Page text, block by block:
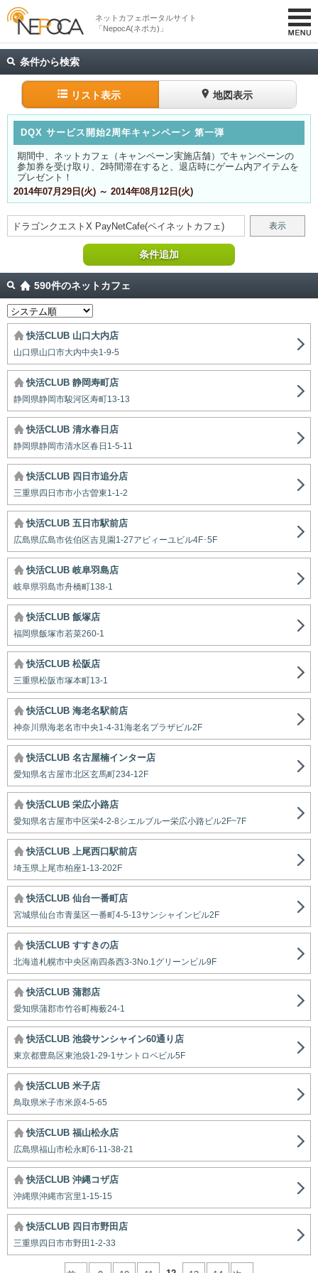
ネットカフェポータルサイト
「NepocA(ネポカ)」
条件から検索
リスト表示 地図表示
DQX サービス開始2周年キャンペーン 第一弾
期間中、ネットカフェ（キャンペーン実施店舗）でキャンペーンの
参加券を受け取り、2時間滞在すると、退店時にゲーム内アイテムを
プレゼント！
2014年07月29日(火) ～ 2014年08月12日(火)
ドラゴンクエストX PayNetCafe(ペイネットカフェ) 表示
条件追加
590件のネットカフェ
快活CLUB 山口大内店
山口県山口市大内中央1-9-5
快活CLUB 静岡寿町店
静岡県静岡市駿河区寿町13-13
快活CLUB 清水春日店
静岡県静岡市清水区春日1-5-11
快活CLUB 四日市追分店
三重県四日市市小古曽東1-1-2
快活CLUB 五日市駅前店
広島県広島市佐伯区吉見園1-27アビィーユビル4F･5F
快活CLUB 岐阜羽島店
岐阜県羽島市舟橋町138-1
快活CLUB 飯塚店
福岡県飯塚市若菜260-1
快活CLUB 松阪店
三重県松阪市塚本町13-1
快活CLUB 海老名駅前店
神奈川県海老名市中央1-4-31海老名プラザビル2F
快活CLUB 名古屋楠インター店
愛知県名古屋市北区玄馬町234-12F
快活CLUB 栄広小路店
愛知県名古屋市中区栄4-2-8シエルブルー栄広小路ビル2F~7F
快活CLUB 上尾西口駅前店
埼玉県上尾市柏座1-13-202F
快活CLUB 仙台一番町店
宮城県仙台市青葉区一番町4-5-13サンシャインビル2F
快活CLUB すすきの店
北海道札幌市中央区南四条西3-3No.1グリーンビル9F
快活CLUB 蒲郡店
愛知県蒲郡市竹谷町梅薮24-1
快活CLUB 池袋サンシャイン60通り店
東京都豊島区東池袋1-29-1サントロペビル5F
快活CLUB 米子店
鳥取県米子市米原4-5-65
快活CLUB 福山松永店
広島県福山市松永町6-11-38-21
快活CLUB 沖縄コザ店
沖縄県沖縄市宮里1-15-15
快活CLUB 四日市野田店
三重県四日市市野田1-2-33